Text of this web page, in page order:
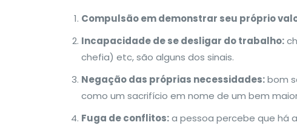
Compulsão em demonstrar seu próprio
Incapacidade de se desligar do trabalho:
chefia) etc, são alguns dos sinais.
Negação das próprias necessidades:bom
como um sacrifício em nome de um bem
Fuga de conflitos:a pessoa percebe que há